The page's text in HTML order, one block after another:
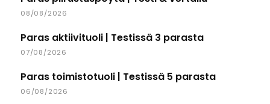
08/08/2026
Paras aktiivituoli | Testissä 3 parasta
07/08/2026
Paras toimistotuoli | Testissä 5 parasta
06/08/2026